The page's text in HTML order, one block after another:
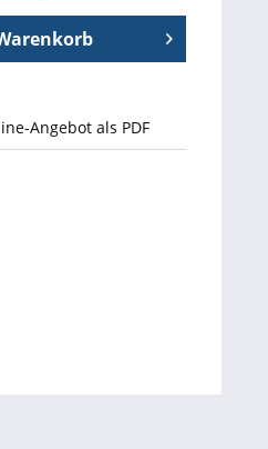
Angebot als PDF